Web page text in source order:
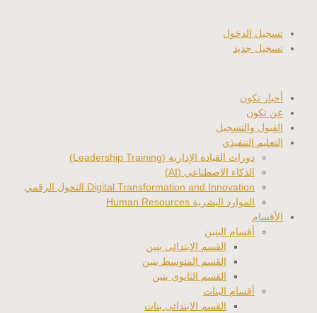
تسجيل الدخول
تسجيل جديد
أخبار نكون
عن نكون
القبول والتسجيل
التعليم التنفيذي
دورات القيادة الإدارية (Leadership Training)
الذكاء الاصطناعي (AI)
Digital Transformation and Innovation التحول الرقمي
الموارد البشرية Human Resources
الأقسام
أقسام البنين
القسم الابتدائى بنين
القسم المتوسط بنين
القسم الثانوى بنين
أقسام البنات
القسم الابتدائى بنات